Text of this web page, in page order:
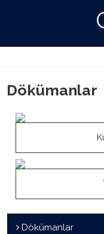
Dökümanlar
Dökümanlar